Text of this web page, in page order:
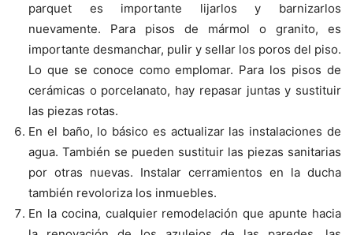
parquet es importante lijarlos y barnizarlos
nuevamente. Para pisos de mármol o granito, es
importante desmanchar, pulir y sellar los poros del piso.
Lo que se conoce como emplomar. Para los pisos de
cerámicas o porcelanato, hay repasar juntas y sustituir
las piezas rotas.
En el baño, lo básico es actualizar las instalaciones de
agua. También se pueden sustituir las piezas sanitarias
por otras nuevas. Instalar cerramientos en la ducha
también revoloriza los inmuebles.
En la cocina, cualquier remodelación que apunte hacia